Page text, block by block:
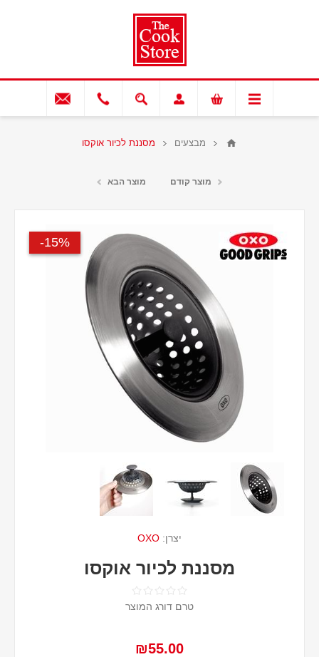
מבצעים מסננת לכיור אוקסו
מוצר קודם מוצר הבא
15%-
יצרן: OXO
מסננת לכיור אוקסו
טרם דורג המוצר
₪55.00